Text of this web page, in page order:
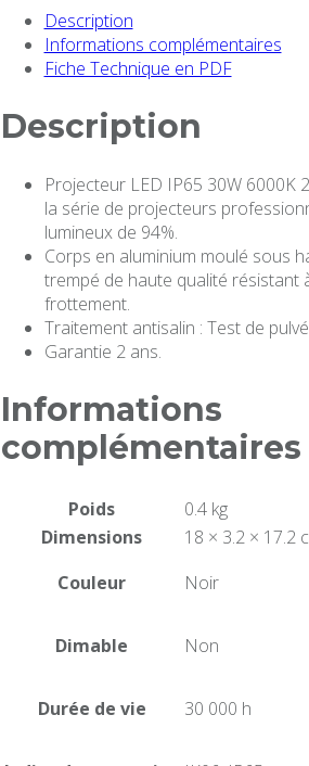
Description
Informations complémentaires
Fiche Technique en PDF
Description
Projecteur LED IP65 30W 6000K
la série de projecteurs
lumineux de 94%.
Corps en aluminium moulé sous
trempé de haute qualité résistant
frottement.
Traitement antisalin : Test de
Garantie 2 ans.
Informations
complémentaires
Poids
0.4 kg
Dimensions
18 × 3.2 × 17.2
Couleur
Noir
Dimable Non
Durée de vie 30 000 h